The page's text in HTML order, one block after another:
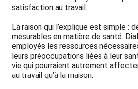
satisfaction au travail.
La raison qui l’explique est simple :
mesurables en matière de santé.
employés les ressources
leurs préoccupations liées à leur
vie qui pourraient autrement
au travail qu’à la maison.